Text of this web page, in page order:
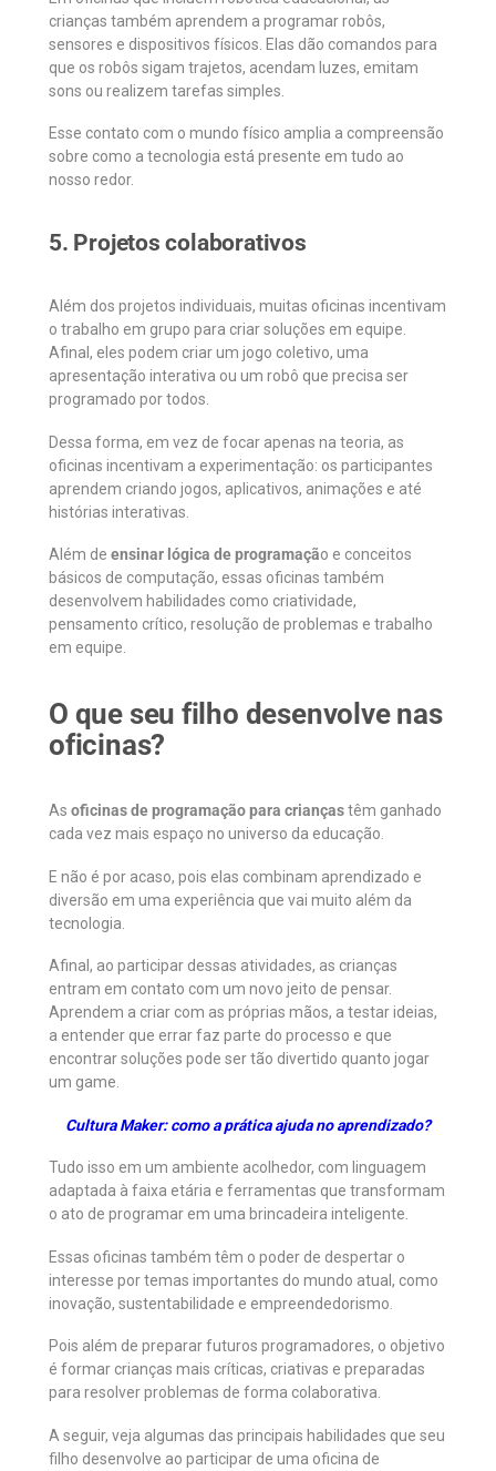
crianças também aprendem a programar robôs,
sensores e dispositivos físicos. Elas dão comandos para
que os robôs sigam trajetos, acendam luzes, emitam
sons ou realizem tarefas simples.
Esse contato com o mundo físico amplia a compreensão
sobre como a tecnologia está presente em tudo ao
nosso redor.
5. Projetos colaborativos
Além dos projetos individuais, muitas oficinas incentivam
o trabalho em grupo para criar soluções em equipe.
Afinal, eles podem criar um jogo coletivo, uma
apresentação interativa ou um robô que precisa ser
programado por todos.
Dessa forma, em vez de focar apenas na teoria, as
oficinas incentivam a experimentação: os participantes
aprendem criando jogos, aplicativos, animações e até
histórias interativas.
Além de ensinar lógica de programação e conceitos
básicos de computação, essas oficinas também
desenvolvem habilidades como criatividade,
pensamento crítico, resolução de problemas e trabalho
em equipe.
O que seu filho desenvolve nas
oficinas?
As oficinas de programação para criançastêm ganhado
cada vez mais espaço no universo da educação.
E não é por acaso, pois elas combinam aprendizado e
diversão em uma experiência que vai muito além da
tecnologia.
Afinal, ao participar dessas atividades, as crianças
entram em contato com um novo jeito de pensar.
Aprendem a criar com as próprias mãos, a testar ideias,
a entender que errar faz parte do processo e que
encontrar soluções pode ser tão divertido quanto jogar
um game.
Cultura Maker: como a prática ajuda no aprendizado?
Tudo isso em um ambiente acolhedor, com linguagem
adaptada à faixa etária e ferramentas que transformam
o ato de programar em uma brincadeira inteligente.
Essas oficinas também têm o poder de despertar o
interesse por temas importantes do mundo atual, como
inovação, sustentabilidade e empreendedorismo.
Pois além de preparar futuros programadores, o objetivo
é formar crianças mais críticas, criativas e preparadas
para resolver problemas de forma colaborativa.
A seguir, veja algumas das principais habilidades que seu
filho desenvolve ao participar de uma oficina de